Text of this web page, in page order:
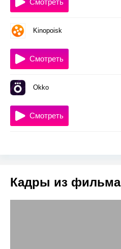
Смотреть
Kinopoisk
Смотреть
Okko
Смотреть
Кадры из фильма